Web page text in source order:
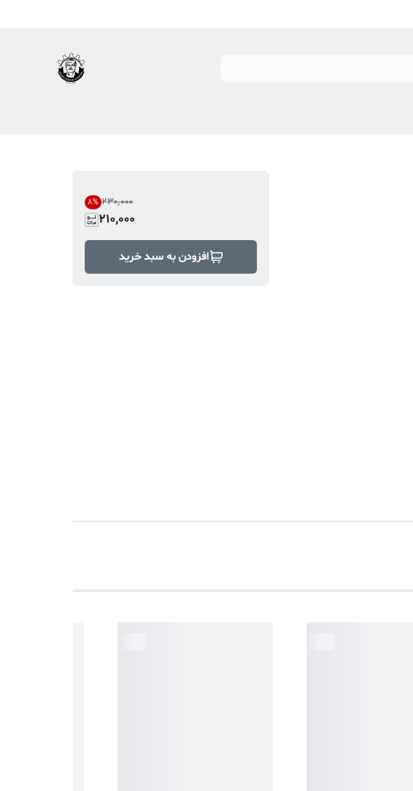
۲۳۰٬۰۰۰ 8%
210,000
افزودن به سبد خرید